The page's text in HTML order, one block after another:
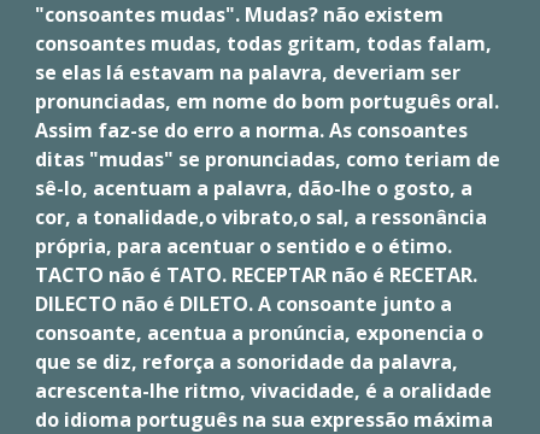
"consoantes mudas". Mudas? não existem
consoantes mudas, todas gritam, todas falam,
se elas lá estavam na palavra, deveriam ser
pronunciadas, em nome do bom português oral.
Assim faz-se do erro a norma. As consoantes
ditas "mudas" se pronunciadas, como teriam de
sê-lo, acentuam a palavra, dão-lhe o gosto, a
cor, a tonalidade,o vibrato,o sal, a ressonância
própria, para acentuar o sentido e o étimo.
TACTO não é TATO. RECEPTAR não é RECETAR.
DILECTO não é DILETO. A consoante junto a
consoante, acentua a pronúncia, exponencia o
que se diz, reforça a sonoridade da palavra,
acrescenta-lhe ritmo, vivacidade, é a oralidade
do idioma português na sua expressão máxima